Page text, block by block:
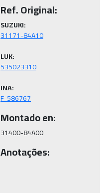
Ref. Original:
SUZUKI:
LUK:
INA:
F-586767
Montado en:
31400-84A00
Anotações: